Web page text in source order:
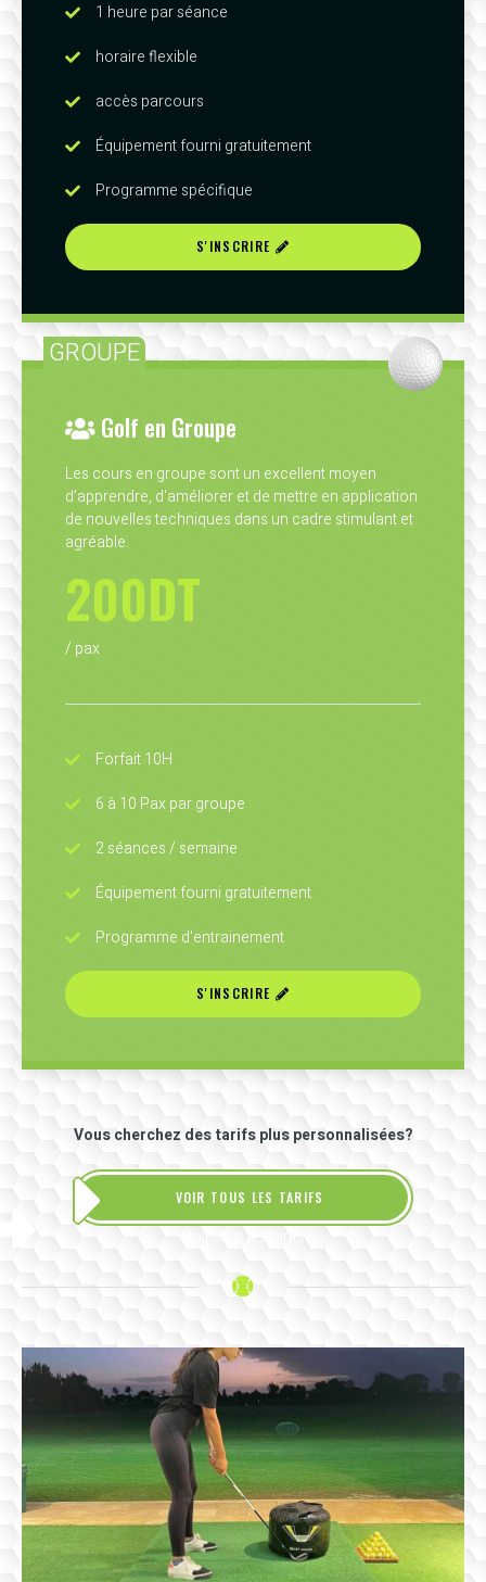
1 heure par séance
horaire flexible
accès parcours
Équipement fourni gratuitement
Programme spécifique
S'INSCRIRE
GROUPE
Golf en Groupe
Les cours en groupe sont un excellent moyen
d’apprendre, d'améliorer et de mettre en application
de nouvelles techniques dans un cadre stimulant et
agréable.
200DT
/ pax
Forfait 10H
6 à 10 Pax par groupe
2 séances / semaine
Équipement fourni gratuitement
Programme d'entrainement
S'INSCRIRE
Vous cherchez des tarifs plus personnalisées?
VOIR TOUS LES TARIFS